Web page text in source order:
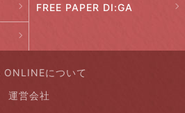
FREE PAPER DI:GA
ONLINEについて
運営会社